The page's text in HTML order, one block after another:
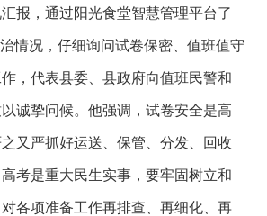
报，通过阳光食堂智慧管理平台了
情况，仔细询问试卷保密、值班值守
，代表县委、县政府向值班民警和
诚挚问候。他强调，试卷安全是高
又严抓好运送、保管、分发、回收
考是重大民生实事，要牢固树立和
各项准备工作再排查、再细化、再